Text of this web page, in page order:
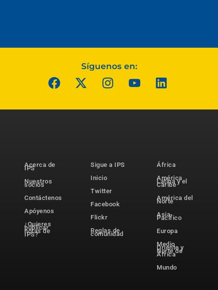
Síguenos en:
Acerca de
IPS
Nuestros
socios
Contáctenos
Apóyenos
¿Quieres
publicar
notas de
IPS?
Sigue a IPS
Inicio
Twitter
Facebook
Flickr
Reglas de
comunidad
África
América
Latina y el
Caribe
América del
Norte
Asia-
Pacífico
Europa
Medio
Oriente y
Norte de
África
Mundo